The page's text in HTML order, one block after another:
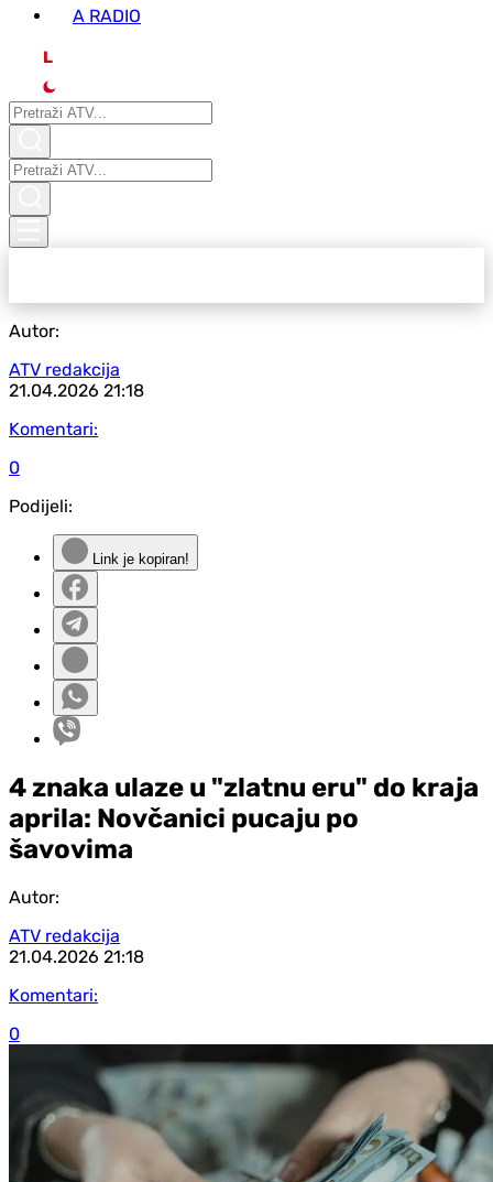
A RADIO
L
Autor:
ATV redakcija
21.04.2026 21:18
Komentari:
0
Podijeli:
Link je kopiran!
4 znaka ulaze u "zlatnu eru" do kraja
aprila: Novčanici pucaju po
šavovima
Autor:
ATV redakcija
21.04.2026 21:18
Komentari:
0